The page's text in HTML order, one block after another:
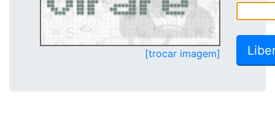
[trocar imagem]